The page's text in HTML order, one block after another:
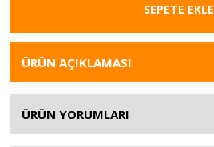
SEPETE EKLE
ÜRÜN AÇIKLAMASI
ÜRÜN YORUMLARI